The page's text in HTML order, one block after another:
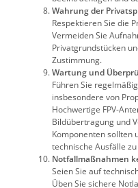
Wahrung der
Respektieren Sie die
Vermeiden Sie
Privatgrundstücken
Zustimmung.
Wartung und
Führen Sie
insbesondere von
Hochwertige FPV-
Bildübertragung und
Komponenten sollten
technische Ausfälle
Notfallmaßnahmen
Seien Sie auf
Üben Sie sichere